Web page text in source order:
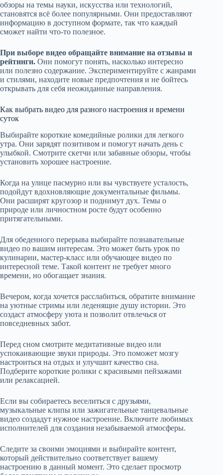
обзоры на темы науки, искусства или технологий,
становятся всё более популярными. Они предоставляют
информацию в доступном формате, так что каждый
сможет найти что-то полезное.
При выборе видео обращайте внимание на отзывы и
рейтинги. Они помогут понять, насколько интересно
или полезно содержание. Экспериментируйте с жанрами
и стилями, находите новые предпочтения и не бойтесь
открывать для себя неожиданные направления.
Как выбрать видео для разного настроения и времени
суток
Выбирайте короткие комедийные ролики для легкого
утра. Они зарядят позитивом и помогут начать день с
улыбкой. Смотрите скетчи или забавные обзоры, чтобы
установить хорошее настроение.
Когда на улице пасмурно или вы чувствуете усталость,
подойдут вдохновляющие документальные фильмы.
Они расширят кругозор и поднимут дух. Темы о
природе или личностном росте будут особенно
притягательными.
Для обеденного перерыва выбирайте познавательные
видео по вашим интересам. Это может быть урок по
кулинарии, мастер-класс или обучающее видео по
интересной теме. Такой контент не требует много
времени, но обогащает знания.
Вечером, когда хочется расслабиться, обратите внимание
на уютные стримы или леденящие душу истории. Это
создаст атмосферу уюта и позволит отвлечься от
повседневных забот.
Перед сном смотрите медитативные видео или
успокаивающие звуки природы. Это поможет мозгу
настроиться на отдых и улучшит качество сна.
Подберите короткие ролики с красивыми пейзажами
или релаксацией.
Если вы собираетесь веселиться с друзьями,
музыкальные клипы или зажигательные танцевальные
видео создадут нужное настроение. Включите любимых
исполнителей для создания незабываемой атмосферы.
Следите за своими эмоциями и выбирайте контент,
который действительно соответствует вашему
настроению в данный момент. Это сделает просмотр